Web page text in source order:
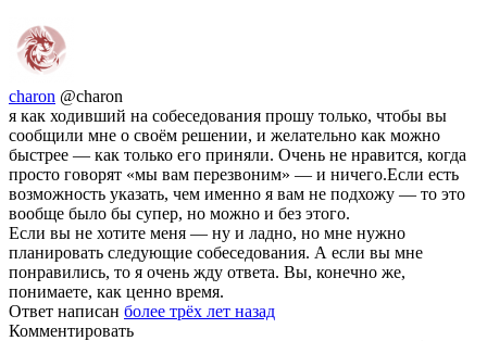
charon @charon
я как ходивший на собеседования прошу только, чтобы вы
сообщили мне о своём решении, и желательно как можно
быстрее — как только его приняли. Очень не нравится, когда
просто говорят «мы вам перезвоним» — и ничего.Если есть
возможность указать, чем именно я вам не подхожу — то это
вообще было бы супер, но можно и без этого.
Если вы не хотите меня — ну и ладно, но мне нужно
планировать следующие собеседования. А если вы мне
понравились, то я очень жду ответа. Вы, конечно же,
понимаете, как ценно время.
Ответ написан более трёх лет назад
Комментировать